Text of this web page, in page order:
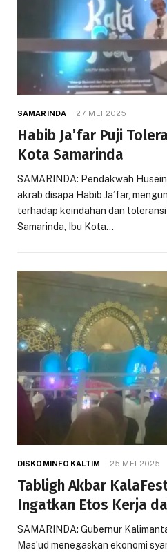
SAMARINDA 27 MEI 2025
Habib Ja’far Puji
Kota Samarinda
SAMARINDA: Pendakwah
akrab disapa Habib Ja’far,
terhadap keindahan dan
Samarinda, Ibu Kota…
DISKOMINFO KALTIM 25 MEI 2025
Tabligh Akbar
Ingatkan Etos Kerja
SAMARINDA: Gubernur
Mas’ud menegaskan ekonomi